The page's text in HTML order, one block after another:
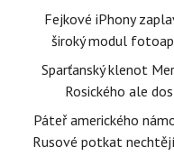
Fejkové iPhony
široký modul
Sparťanský klenot
Rosického ale
Páteř amerického
Rusové potkat